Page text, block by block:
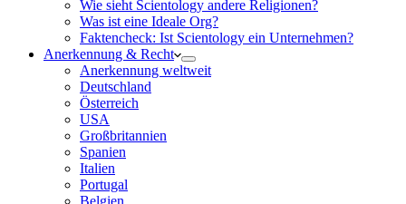
Wie sieht Scientology andere Religionen?
Was ist eine Ideale Org?
Faktencheck: Ist Scientology ein Unternehmen?
Anerkennung & Recht
Anerkennung weltweit
Deutschland
Österreich
USA
Großbritannien
Spanien
Italien
Portugal
Belgien